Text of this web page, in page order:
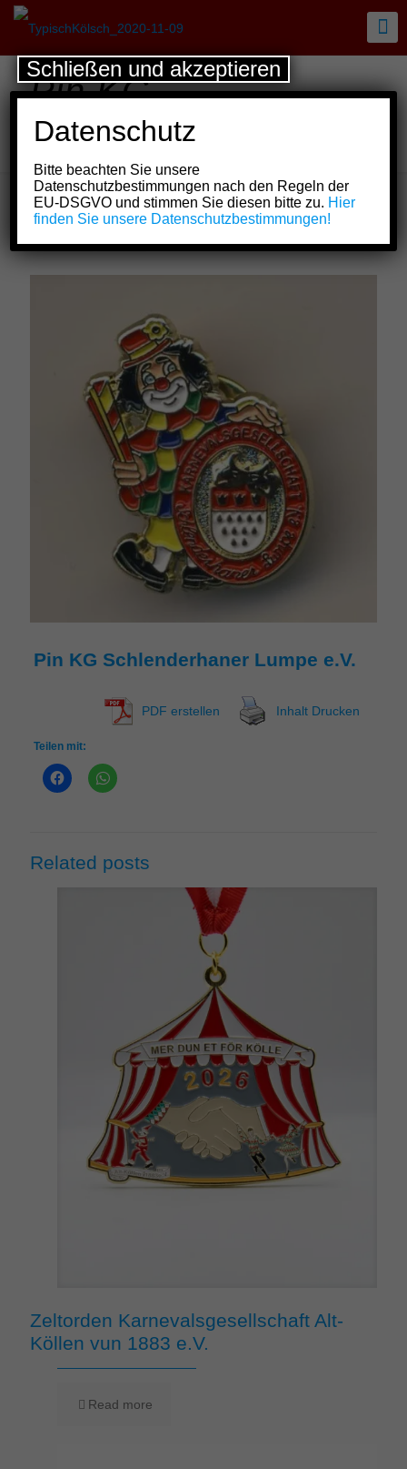
Pin KG
Schlenderhaner
Lumpe e.V.
Pin KG Schlenderhaner Lumpe e.V.
PDF erstellen Inhalt Drucken
Teilen mit:
Related posts
Zeltorden Karnevalsgesellschaft Alt-
Köllen vun 1883 e.V.
Read more
Datenschutz
Bitte beachten Sie unsere
Datenschutzbestimmungen nach den Regeln der
EU-DSGVO und stimmen Sie diesen bitte zu. Hier
finden Sie unsere Datenschutzbestimmungen!
Schließen und akzeptieren